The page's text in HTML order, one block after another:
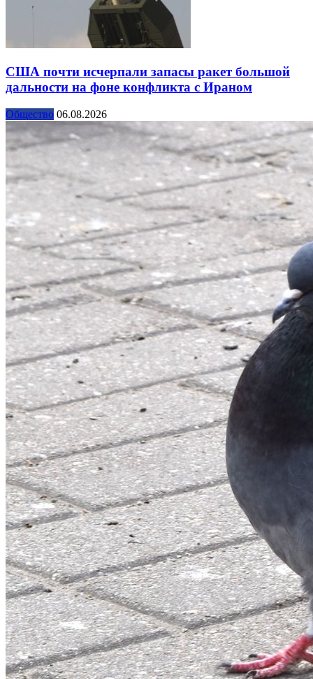
США почти исчерпали запасы ракет большой
дальности на фоне конфликта с Ираном
Общество 06.08.2026